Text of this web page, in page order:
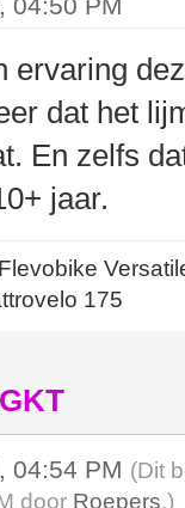
ervaring
dat het
En zelfs
jaar.
Flevobike
175
04:54 PM (Dit
door Roepers.)